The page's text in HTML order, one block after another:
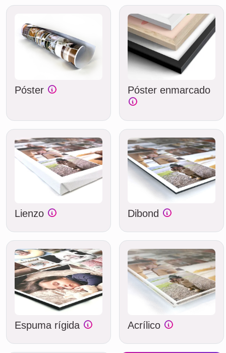
Póster Póster enmarcado
Lienzo Dibond
Espuma rígida Acrílico